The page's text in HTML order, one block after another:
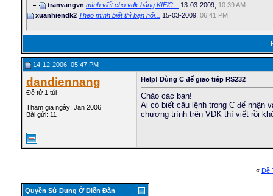
tranvangvn mình viết cho vdk bằng KIElC... 13-03-2009, 10:39 AM
xuanhiendk2 Theo mình biết thì bạn nối... 15-03-2009, 06:41 PM
14-12-2006, 05:47 PM
dandiennang
Đệ tử 1 túi
Tham gia ngày: Jan 2006
Bài gửi: 11
:
Help! Dùng C để giao tiếp RS232
Chào các bạn!
Ai có biết câu lệnh trong C để nhận
chương trình trên VDK thì viết rồi
« Ðề
Quyền Sử Dụng Ở Diễn Ðàn